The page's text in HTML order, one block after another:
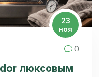
23
ноя
0
люксовым